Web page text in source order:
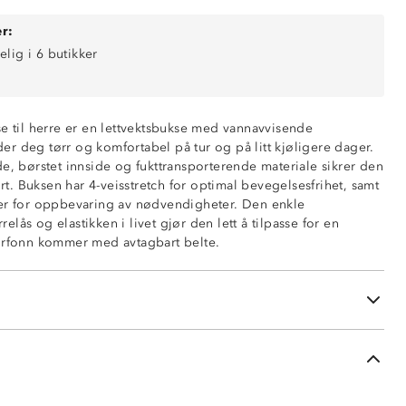
i 6 butikker
til herre er en lettvektsbukse med vannavvisende
deg tørr og komfortabel på tur og på litt kjøligere dager.
børstet innside og fukttransporterende materiale sikrer den
Buksen har 4-veisstretch for optimal bevegelsesfrihet, samt
for oppbevaring av nødvendigheter. Den enkle
og elastikken i livet gjør den lett å tilpasse for en
kommer med avtagbart belte.
i sidene
glidelås
flapp
nede i beina